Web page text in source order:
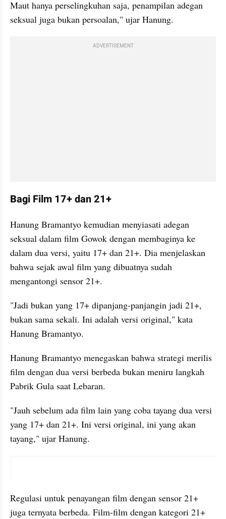
Maut hanya perselingkuhan saja, penampilan adegan
seksual juga bukan persoalan," ujar Hanung.
ADVERTISEMENT
Bagi Film 17+ dan 21+
Hanung Bramantyo kemudian menyiasati adegan
seksual dalam film Gowok dengan membaginya ke
dalam dua versi, yaitu 17+ dan 21+. Dia menjelaskan
bahwa sejak awal film yang dibuatnya sudah
mengantongi sensor 21+.
"Jadi bukan yang 17+ dipanjang-panjangin jadi 21+,
bukan sama sekali. Ini adalah versi original," kata
Hanung Bramantyo.
Hanung Bramantyo menegaskan bahwa strategi merilis
film dengan dua versi berbeda bukan meniru langkah
Pabrik Gula saat Lebaran.
"Jauh sebelum ada film lain yang coba tayang dua versi
yang 17+ dan 21+. Ini versi original, ini yang akan
tayang," ujar Hanung.
Regulasi untuk penayangan film dengan sensor 21+
juga ternyata berbeda. Film-film dengan kategori 21+